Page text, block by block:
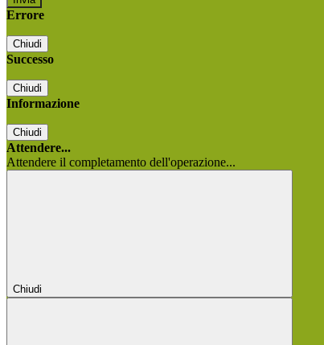
Errore
Chiudi
Successo
Chiudi
Informazione
Chiudi
Attendere...
Attendere il completamento dell'operazione...
Chiudi